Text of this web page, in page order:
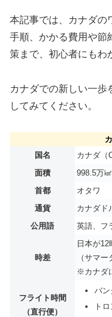
本記事では、カナダの
手順、かかる費用や節
策まで、初心者にもわ
カナダでの新しい一歩
してみてください。
国名
カナダ（
面積
998.5万
首都
オタワ
通貨
カナダド
公用語
英語、フ
時差
日本が12
（サマ
※カナダ
フライト時間
（直行便）
バン
ト